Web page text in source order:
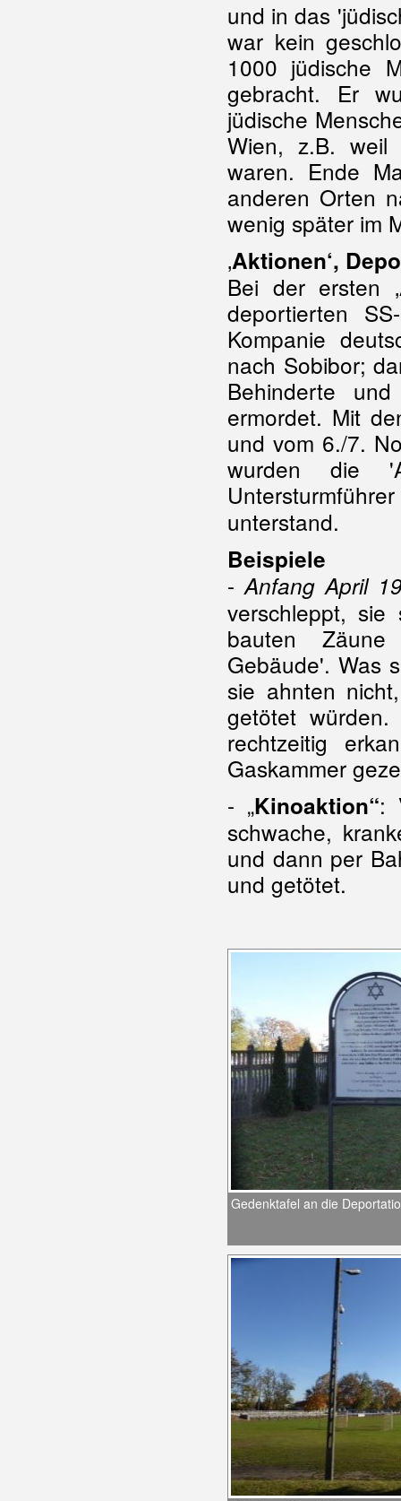
und in das
war kein
1000 jüdische
gebracht. Er
jüdische
Wien, z.B. weil
waren. Ende
anderen Orten
wenig später im
‚Aktionen‘,
Bei der ersten
deportierten
Kompanie
nach Sobibor;
Behinderte
ermordet. Mit
und vom 6./7.
wurden die
unterstand.
Beispiele
-Anfang April
verschleppt, sie
bauten Zäune
Gebäude'. Was
sie ahnten
getötet
rechtzeitig
Gaskammer
- „Kinoaktion“:
schwache,
und dann per
und getötet.
Gedenktafel an die